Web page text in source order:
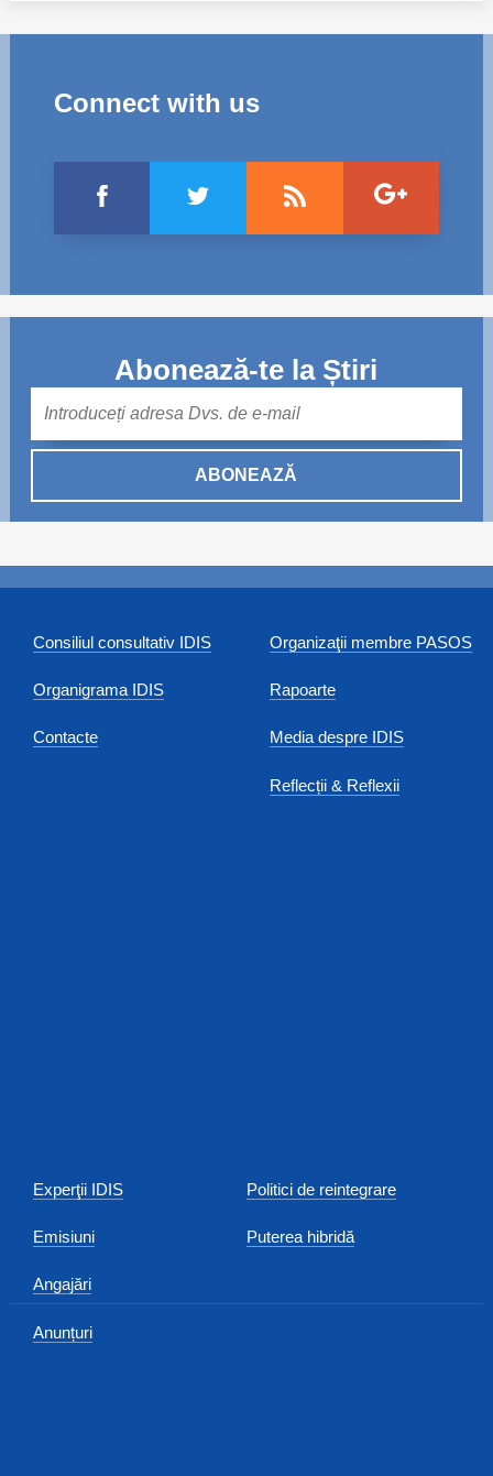
Connect with us
Abonează-te la Știri
ABONEAZĂ
Consiliul consultativ IDIS
Organigrama IDIS
Contacte
Organizaţii membre PASOS
Rapoarte
Media despre IDIS
Reflecții & Reflexii
Experţii IDIS
Emisiuni
Angajări
Anunțuri
Politici de reintegrare
Puterea hibridă